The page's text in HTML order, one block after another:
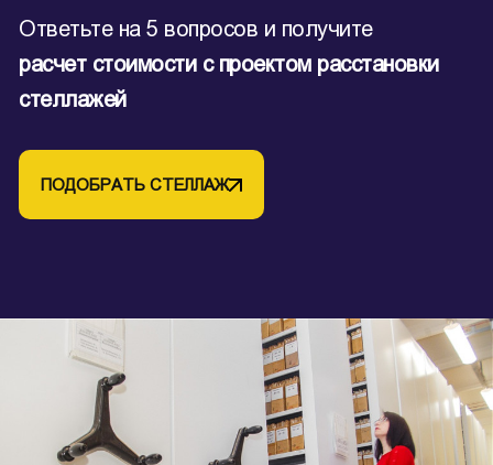
Ответьте на 5 вопросов и получите
расчет стоимости с проектом расстановки
стеллажей
ПОДОБРАТЬ СТЕЛЛАЖ